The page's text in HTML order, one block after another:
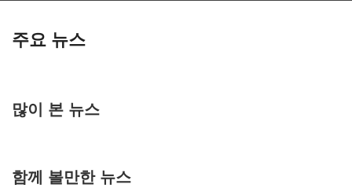
주요 뉴스
많이 본 뉴스
함께 볼만한 뉴스